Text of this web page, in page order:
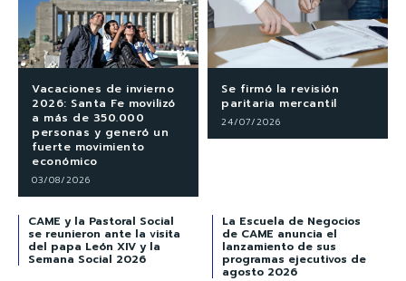
Vacaciones de invierno
2026: Santa Fe movilizó
a más de 350.000
personas y generó un
fuerte movimiento
económico
03/08/2026
Se firmó la revisión
paritaria mercantil
24/07/2026
CAME y la Pastoral Social
se reunieron ante la visita
del papa León XIV y la
Semana Social 2026
La Escuela de Negocios
de CAME anuncia el
lanzamiento de sus
programas ejecutivos de
agosto 2026